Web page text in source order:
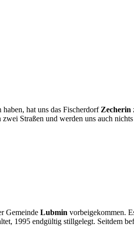
hat uns das Fischerdorf Zecherin
Straßen und werden uns auch
Gemeinde Lubmin vorbeigekommen.
1995 endgültig stillgelegt. Seitdem